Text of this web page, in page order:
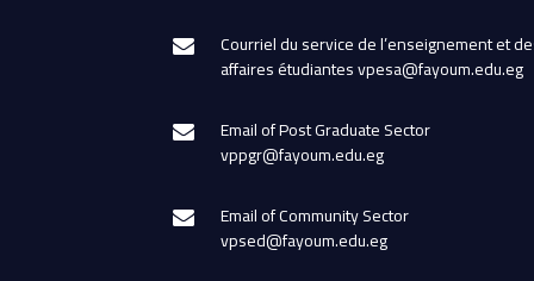
Courriel du service de l’enseignement et
affaires étudiantes vpesa@fayoum.edu.eg
Email of Post Graduate Sector
vppgr@fayoum.edu.eg
Email of Community Sector
vpsed@fayoum.edu.eg